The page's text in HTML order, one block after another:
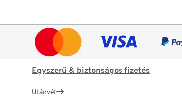
Egyszerű & biztonságos fizetés
Utánvét